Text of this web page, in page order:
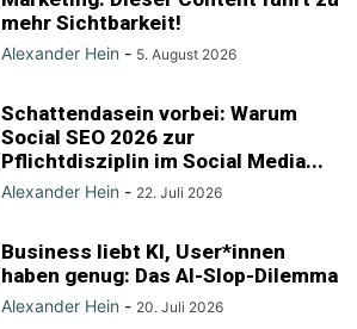
mehr Sichtbarkeit!
Alexander Hein - 5. August 2026
Schattendasein vorbei: Warum
Social SEO 2026 zur
Pflichtdisziplin im Social Media...
Alexander Hein - 22. Juli 2026
Business liebt KI, User*innen
haben genug: Das AI-Slop-Dilemma
Alexander Hein - 20. Juli 2026